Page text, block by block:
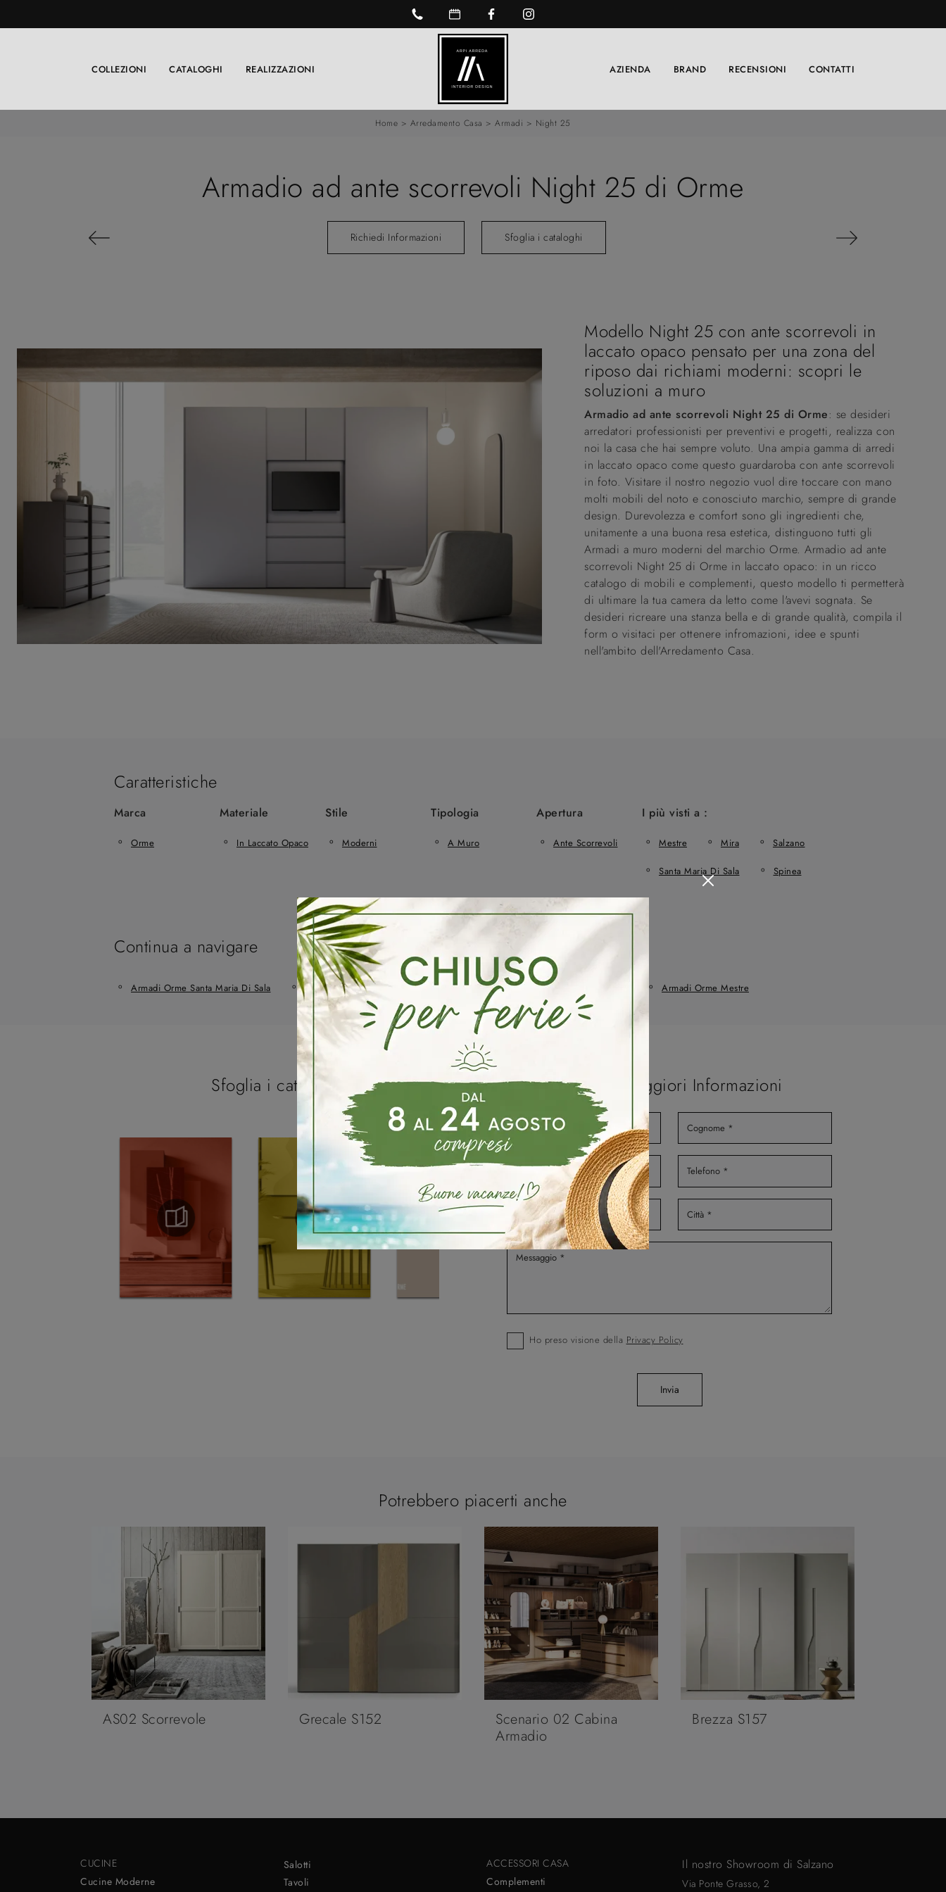
COLLEZIONI CATALOGHI REALIZZAZIONI AZIENDA BRAND RECENSIONI CONTATTI
Home > Arredamento Casa >Armadi > Night 25
Armadio ad ante scorrevoli Night 25 di Orme
Richiedi Informazioni Sfoglia i cataloghi
Modello Night 25 con ante scorrevoli in
laccato opaco pensato per una zona del
riposo dai richiami moderni: scopri le
soluzioni a muro
Armadio ad ante scorrevoli Night 25 di Orme: se desideri
arredatori professionisti per preventivi e progetti, realizza con
noi la casa che hai sempre voluto. Una ampia gamma di arredi
in laccato opaco come questo guardaroba con ante scorrevoli
in foto. Visitare il nostro negozio vuol dire toccare con mano
molti mobili del noto e conosciuto marchio, sempre di grande
design. Durevolezza e comfort sono gli ingredienti che,
unitamente a una buona resa estetica, distinguono tutti gli
Armadi a muro moderni del marchio Orme. Armadio ad ante
scorrevoli Night 25 di Orme in laccato opaco: in un ricco
catalogo di mobili e complementi, questo modello ti permetterà
di ultimare la tua camera da letto come l'avevi sognata. Se
desideri ricreare una stanza bella e di grande qualità, compila il
form o visitaci per ottenere infromazioni, idee e spunti
nell'ambito dell'Arredamento Casa.
Caratteristiche
Marca
Orme
Materiale
In Laccato Opaco
Stile
Moderni
Tipologia
A Muro
Apertura
Ante Scorrevoli
I più visti a :
Mestre Mira Salzano
Santa Maria Di Sala Spinea
Continua a navigare
Armadi Orme Santa Maria Di Sala Armadi Orme Salzano Armadi Orme Spinea Armadi Orme Mira Armadi Orme Mestre
Sfoglia i cataloghi Richiedi Maggiori Informazioni
Ho preso visione della Privacy Policy
Invia
Potrebbero piacerti anche
AS02 Scorrevole Grecale S152
Scenario 02 Cabina
Armadio
Brezza S157
CUCINE
Cucine Moderne
Salotti
Tavoli
ACCESSORI CASA
Complementi
Il nostro Showroom di Salzano
Via Ponte Grasso, 2